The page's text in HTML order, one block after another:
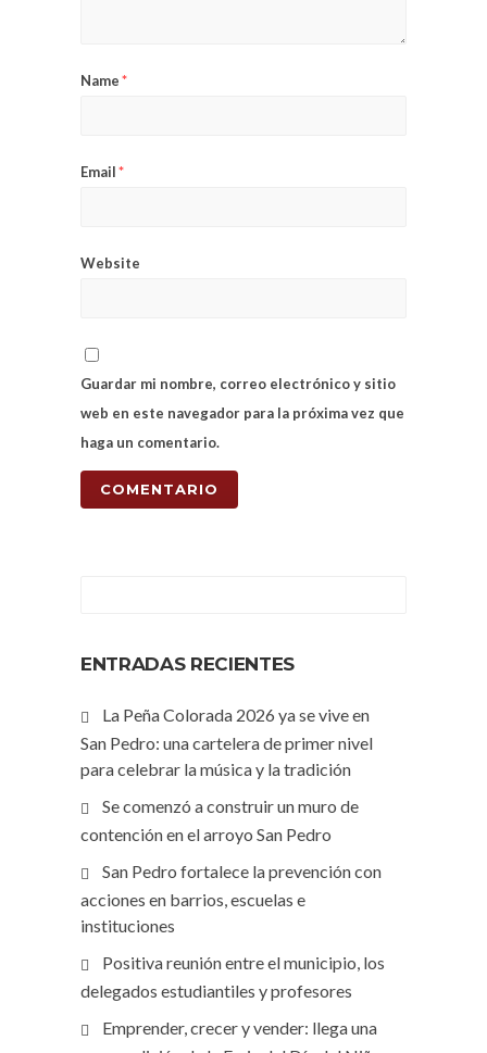
Name*
Email*
Website
Guardar mi nombre, correo electrónico y sitio
web en este navegador para la próxima vez que
haga un comentario.
ENTRADAS RECIENTES
La Peña Colorada 2026 ya se vive en
San Pedro: una cartelera de primer nivel
para celebrar la música y la tradición
Se comenzó a construir un muro de
contención en el arroyo San Pedro
San Pedro fortalece la prevención con
acciones en barrios, escuelas e
instituciones
Positiva reunión entre el municipio, los
delegados estudiantiles y profesores
Emprender, crecer y vender: llega una